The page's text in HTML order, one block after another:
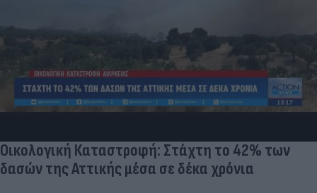
Επανεκκίνηση της ηλεκτρικής
τη συμμετοχή της Γαλλικής Meridiam